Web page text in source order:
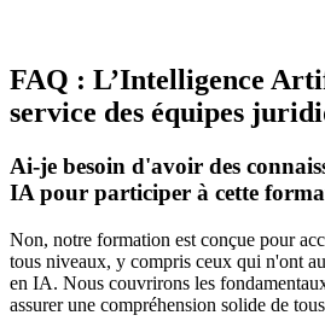
FAQ : L’Intelligence
service des équipes
Ai-je besoin d'avoir des
IA pour participer à cette
Non, notre formation est conçue pour
tous niveaux, y compris ceux qui n'ont
en IA. Nous couvrirons les
assurer une compréhension solide de